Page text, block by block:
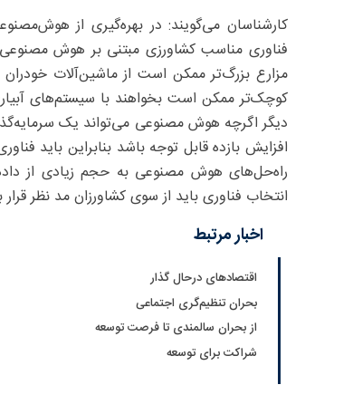
کارشناسان می‌گویند: در بهره‌گیری از
فناوری مناسب کشاورزی مبتنی بر هوش مصنوعی
مزارع بزرگ‌تر ممکن است از ماشین‌‌آلات
کوچک‌تر ممکن است بخواهند با سیستم‌‌های
افزایش بازده قابل توجه باشد بنابراین باید
راه‌حل‌های هوش مصنوعی به حجم زیادی از
انتخاب فناوری باید از سوی کشاورزان مد نظر قرار
اخبار مرتبط
اقتصادهای درحال گذار
بحران تنظیم‌گری اجتماعی
از بحران سالمندی تا فرصت توسعه
شراکت برای توسعه